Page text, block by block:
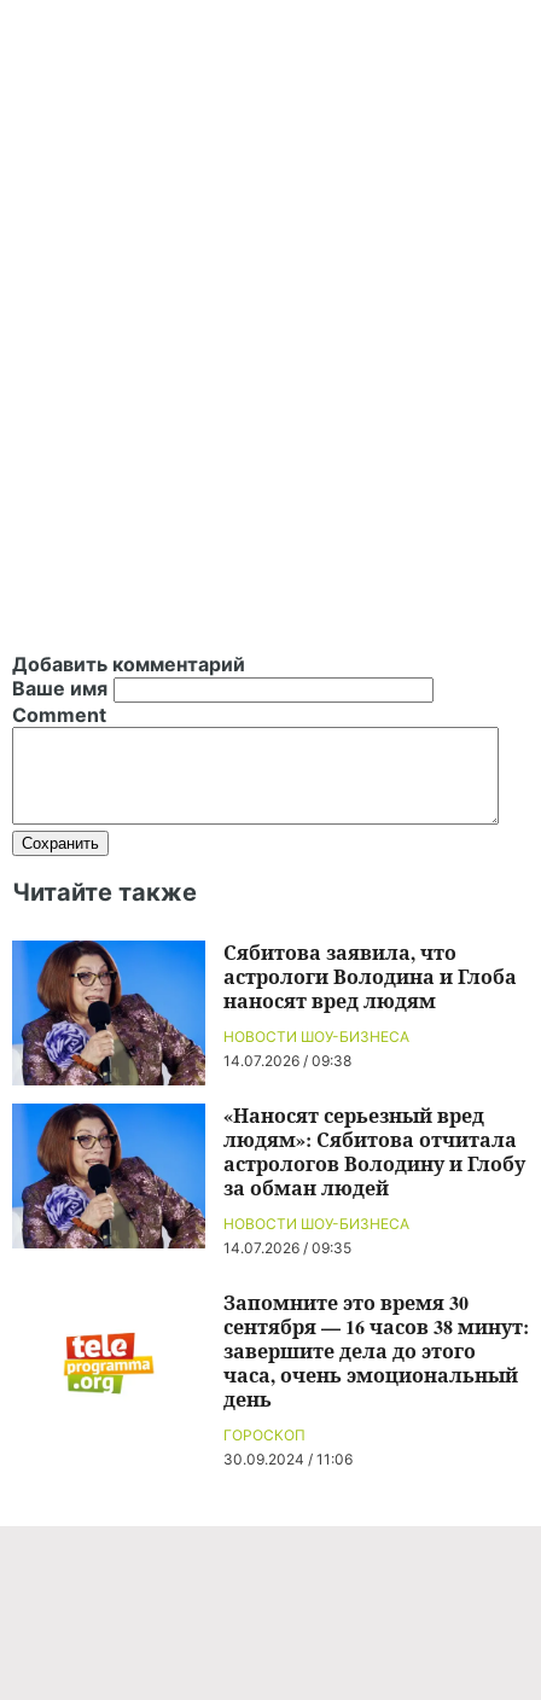
Добавить комментарий
Ваше имя
Comment
Читайте также
НОВОСТИ ШОУ-БИЗНЕСА
14.07.2026 / 09:38
Сябитова заявила, что
астрологи Володина и Глоба
наносят вред людям
НОВОСТИ ШОУ-БИЗНЕСА
14.07.2026 / 09:35
«Наносят серьезный вред
людям»: Сябитова отчитала
астрологов Володину и Глобу
за обман людей
ГОРОСКОП
30.09.2024 / 11:06
Запомните это время 30
сентября — 16 часов 38 минут:
завершите дела до этого
часа, очень эмоциональный
день